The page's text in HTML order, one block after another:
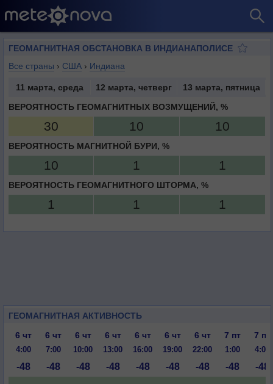
ГЕОМАГНИТНАЯ ОБСТАНОВКА В ИНДИАНАПОЛИСЕ
Все страны › США › Индиана
11 марта, среда 12 марта, четверг
13 марта, пятница
ВЕРОЯТНОСТЬ ГЕОМАГНИТНЫХ ВОЗМУЩЕНИЙ, %
30 10 10
ВЕРОЯТНОСТЬ МАГНИТНОЙ БУРИ, %
10 1 1
ВЕРОЯТНОСТЬ ГЕОМАГНИТНОГО ШТОРМА, %
1 1 1
ГЕОМАГНИТНАЯ АКТИВНОСТЬ
6 чт
6 чт 6 чт 6 чт 6 чт 6 чт 6 чт 7 пт 7 пт
4:00 7:00 10:00 13:00 16:00 19:00 22:00 1:00 4:00
-48 -48 -48 -48 -48 -48 -48 -48 -48